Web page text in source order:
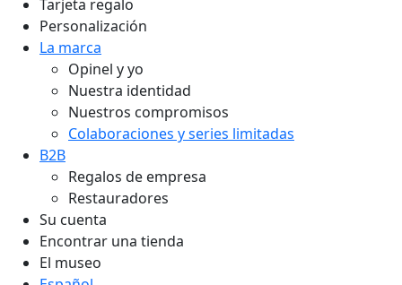
Personalización
La marca
Opinel y yo
Nuestra identidad
Nuestros compromisos
Colaboraciones y series limitadas
B2B
Restauradores
Su cuenta
Encontrar una tienda
El museo
Español